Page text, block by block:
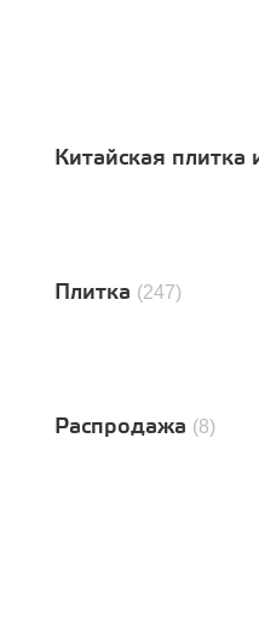
Китайская плитка
Плитка (247)
Распродажа (8)